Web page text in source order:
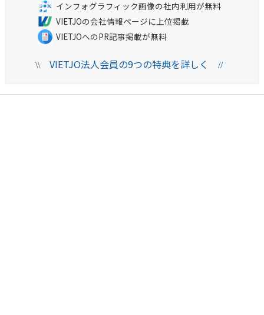
インフォグラフィック画像の社内利用が無料
VIETJOの会社情報ページに上位掲載
VIETJOへのPR記事掲載が無料
\\VIETJO法人会員の9つの特典を詳しく //